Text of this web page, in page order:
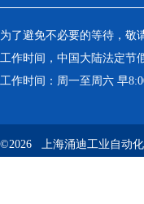
为了避免不必要的等待，敬
工作时间，中国大陆法定节
工作时间：周一至周六 早
©2026 上海涌迪工业自动化